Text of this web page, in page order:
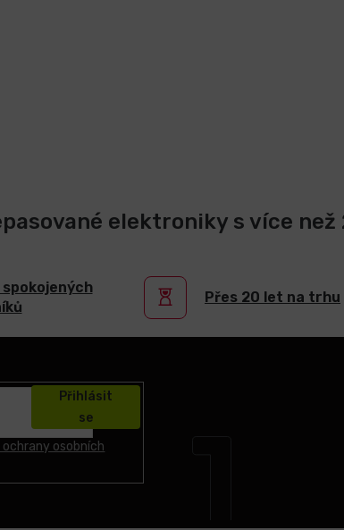
elektroniky s více
Přes 20 let na trhu
osobních
Přihlásit
se